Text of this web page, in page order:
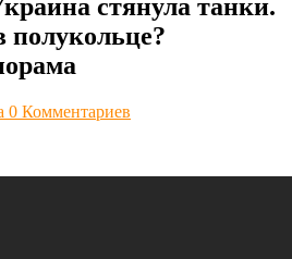
стянула танки.
0 Комментариев